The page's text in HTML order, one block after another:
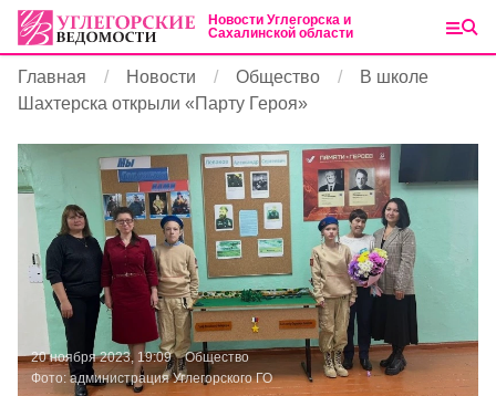
Новости Углегорска и
Сахалинской области
Главная Новости Общество
В школе
Шахтерска открыли «Парту Героя»
20 ноября 2023, 19:09
Общество
Фото: администрация Углегорского ГО